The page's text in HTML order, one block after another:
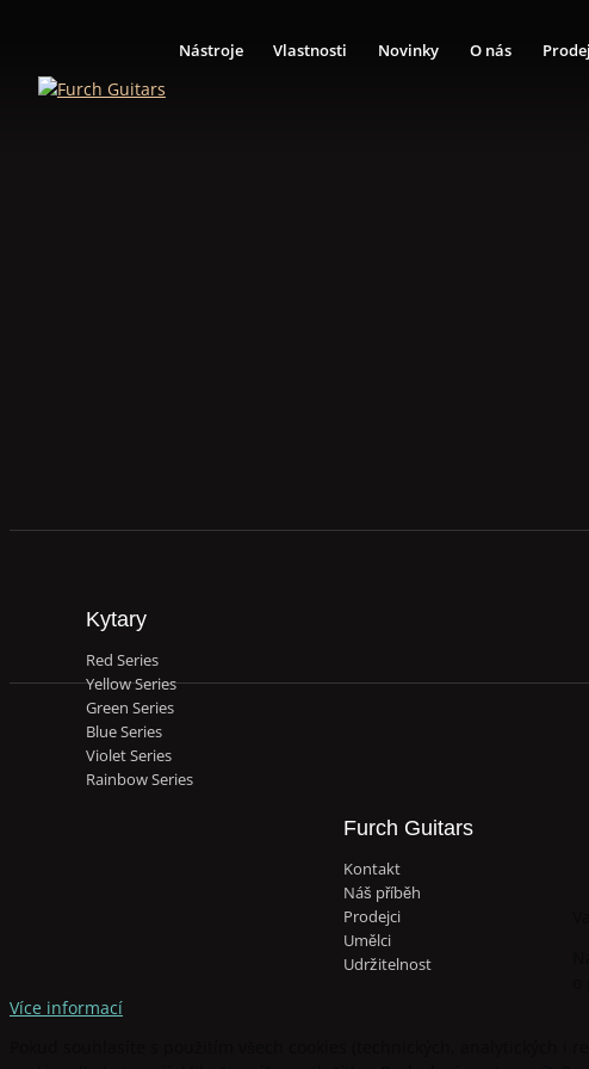
Nástroje Vlastnosti Novinky O nás
Kytary
Red Series
Yellow Series
Green Series
Blue Series
Violet Series
Rainbow Series
Furch Guitars
Kontakt
Náš příběh
Prodejci
Umělci
Udržitelnost
Více informací